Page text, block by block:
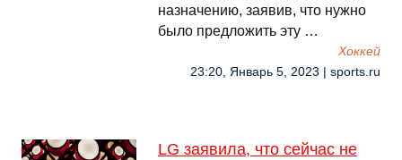
назначению, заявив, что нужно
было предложить эту …
Хоккей
23:20, Январь 5, 2023 | sports.ru
LG заявила, что сейчас не